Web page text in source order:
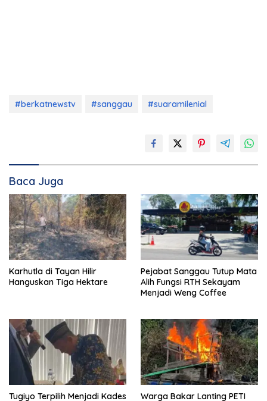
#berkatnewstv #sanggau #suaramilenial
Baca Juga
Karhutla di Tayan Hilir
Hanguskan Tiga Hektare
Pejabat Sanggau Tutup Mata
Alih Fungsi RTH Sekayam
Menjadi Weng Coffee
Tugiyo Terpilih Menjadi Kades
Warga Bakar Lanting PETI